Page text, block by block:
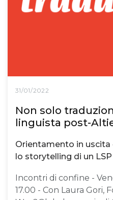
31/01/2022
Non solo
linguista post-
Orientamento in
lo storytelling di un
Incontri di confine -
17.00 - Con Laura Gori,